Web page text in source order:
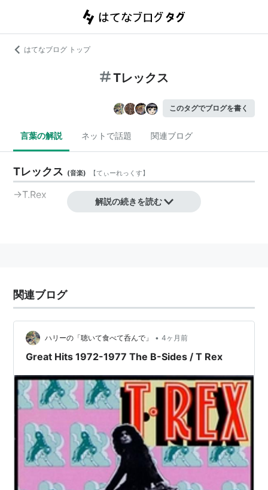
はてなブログ トップ
Tレックス
このタグでブログを書く
言葉の解説 ネットで話題 関連ブログ
Tレックス (音楽) 【てぃーれっくす】
→T.Rex
解説の続きを読む
関連ブログ
ハリーの「聴いて食べて呑んで」 • 4ヶ月前
Great Hits 1972-1977 The B-Sides / T Rex